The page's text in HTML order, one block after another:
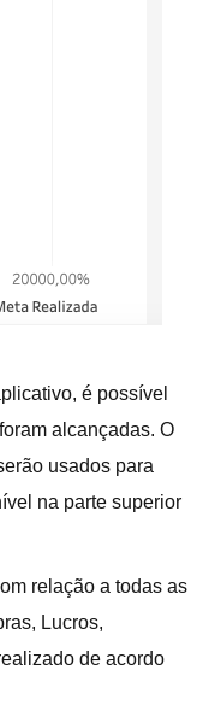
é possível
alcançadas. O
usados para
na parte superior
relação a todas as
Lucros,
de acordo